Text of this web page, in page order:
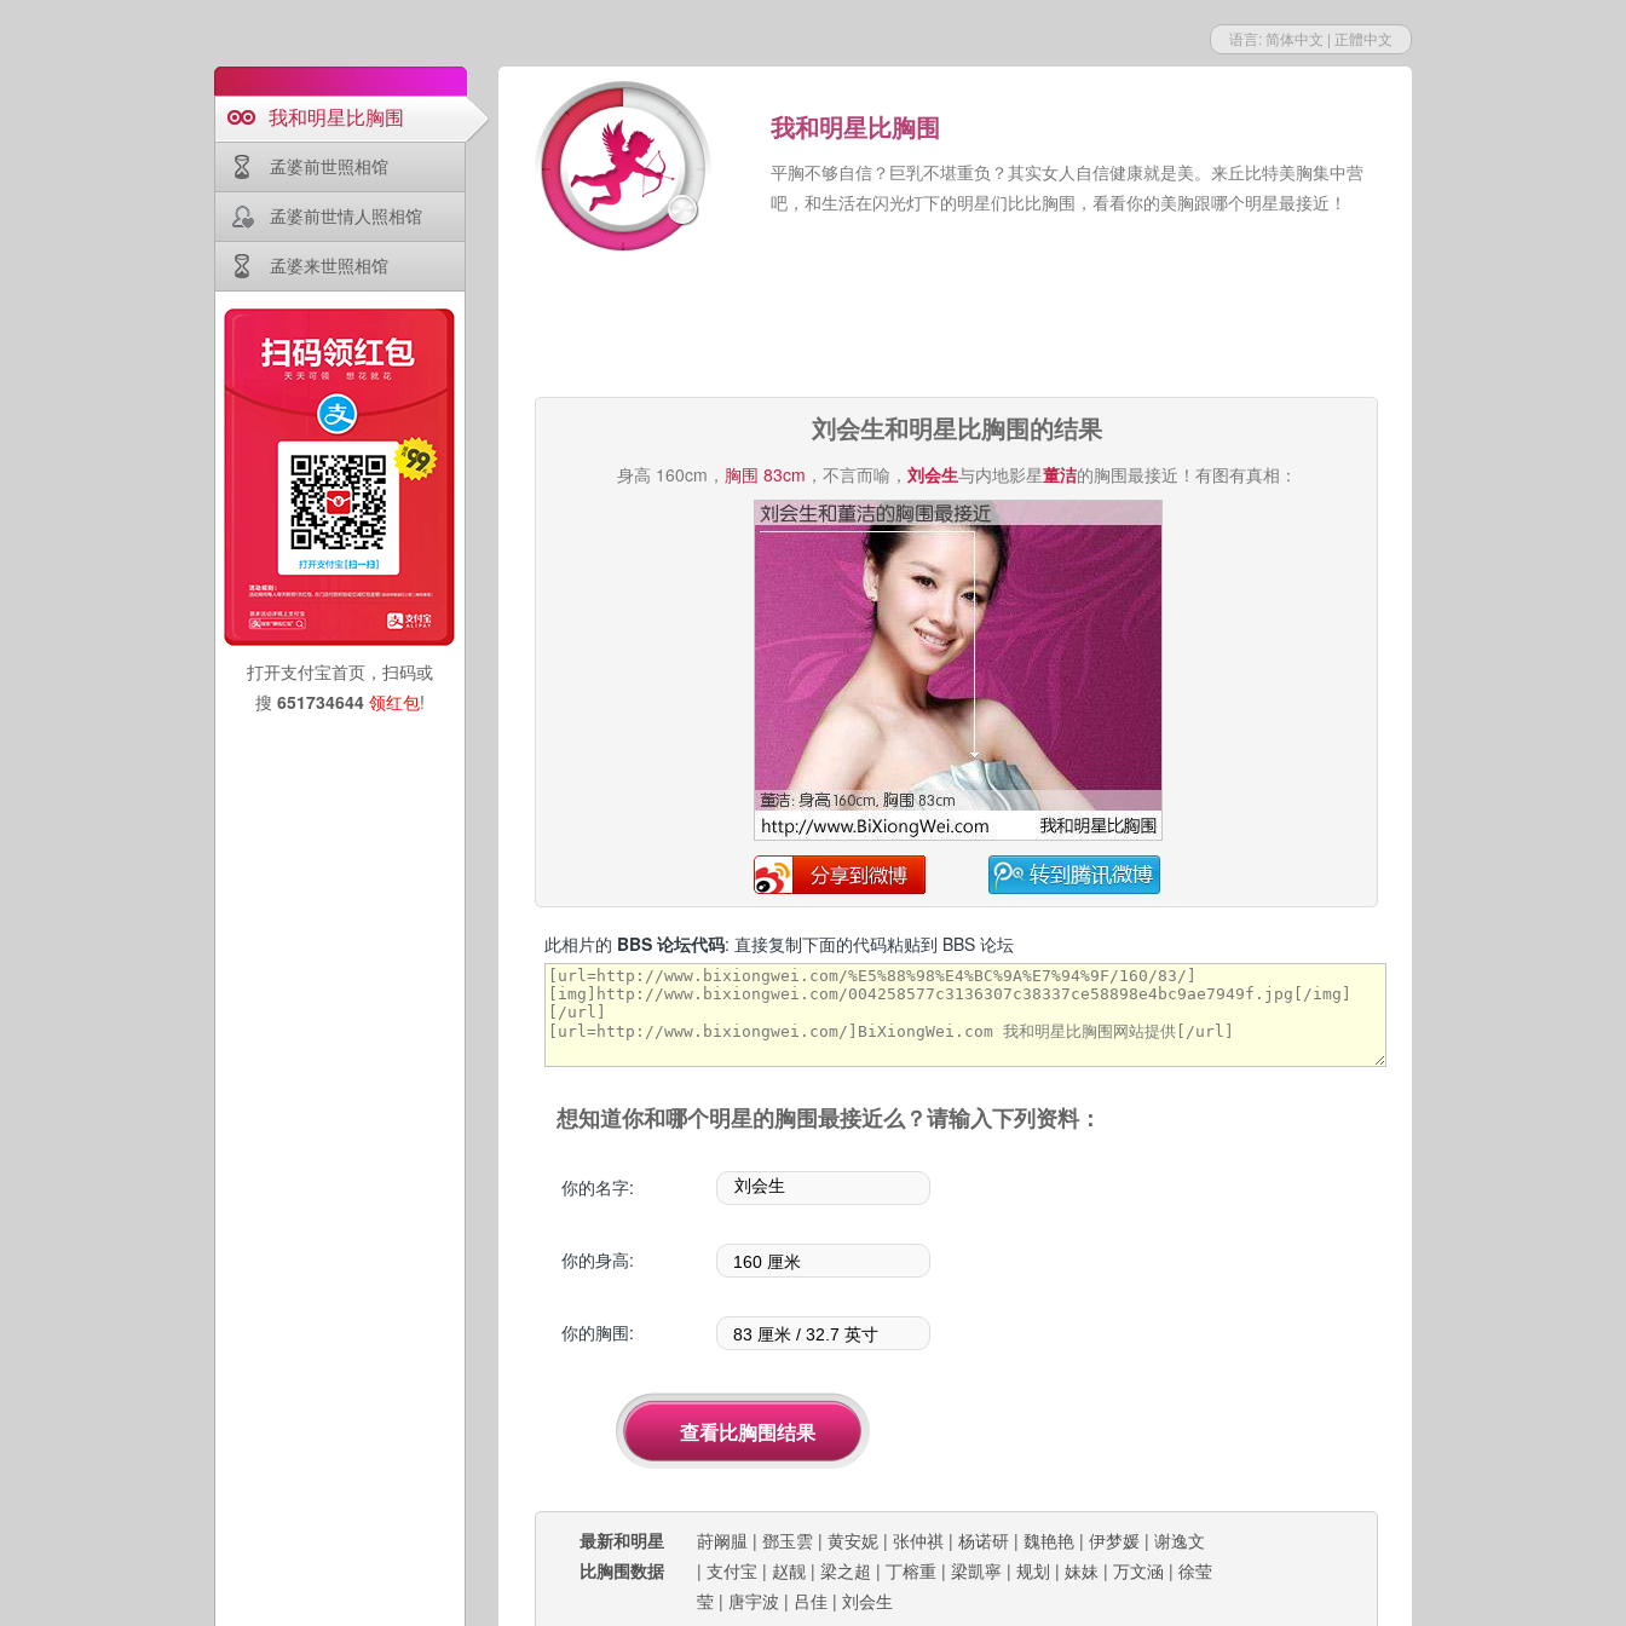
语言: 简体中文 | 正體中文
我和明星比胸围
孟婆前世照相馆
孟婆前世情人照相馆
孟婆来世照相馆
打开支付宝首页，扫码或
搜 651734644 领红包!
我和明星比胸围
平胸不够自信？巨乳不堪重负？其实女人自信健康就是美。来丘比特美胸集中营
吧，和生活在闪光灯下的明星们比比胸围，看看你的美胸跟哪个明星最接近！
刘会生和明星比胸围的结果
身高 160cm， 胸围 83cm ，不言而喻， 刘会生与内地影星董洁的胸围最接近！有图有真相：
此相片的 BBS 论坛代码: 直接复制下面的代码粘贴到 BBS 论坛
想知道你和哪个明星的胸围最接近么？请输入下列资料：
你的名字:
你的身高:
你的胸围:
最新和明星
比胸围数据
莳阚腽 | 鄧玉雲 | 黄安妮 | 张仲祺 | 杨诺研 | 魏艳艳 | 伊梦媛 | 谢逸文
| 支付宝 | 赵靓 | 梁之超 | 丁榕重 | 梁凱寧 | 规划 | 妹妹 | 万文涵 | 徐莹
莹 | 唐宇波 | 吕佳 | 刘会生